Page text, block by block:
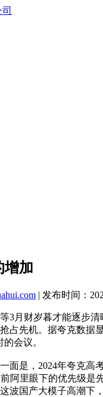
增加
| 发布时间：
财岁暮才能逐步清
占先机。据夸克数据
会议。
是，2024年夸克高考
阿里眼下的优先级
波国产大模子高潮下